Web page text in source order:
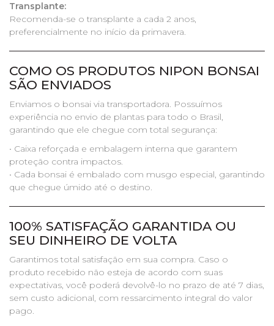
Transplante:
Recomenda-se o transplante a cada 2 anos,
preferencialmente no início da primavera.
COMO OS PRODUTOS NIPON BONSAI
SÃO ENVIADOS
Enviamos o bonsai via transportadora. Possuímos
experiência no envio de plantas para todo o Brasil,
garantindo que ele chegue com total segurança:
• Caixa reforçada e embalagem interna que garantem
proteção contra impactos.
• Cada bonsai é embalado com musgo especial, garantindo
que chegue úmido até o destino.
100% SATISFAÇÃO GARANTIDA OU
SEU DINHEIRO DE VOLTA
Garantimos total satisfação em sua compra. Caso o
produto recebido não esteja de acordo com suas
expectativas, você poderá devolvê-lo no prazo de até 7 dias,
sem custo adicional, com ressarcimento integral do valor
pago.